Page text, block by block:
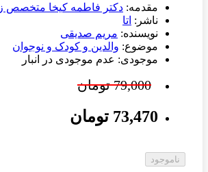
مقدمه: دکتر فاطمه کیخا متخصص
ناشر: اتا
نویسنده: مریم صدیقی
موضوع: والدین و کودک و نوجوان
موجودی: عدم موجودی در انبار
79,000 تومان
73,470 تومان
ناموجود